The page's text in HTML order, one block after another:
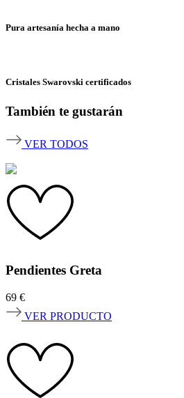
Pura artesanía hecha a mano
Cristales Swarovski certificados
También te gustarán
VER TODOS
Pendientes Greta
69 €
VER PRODUCTO